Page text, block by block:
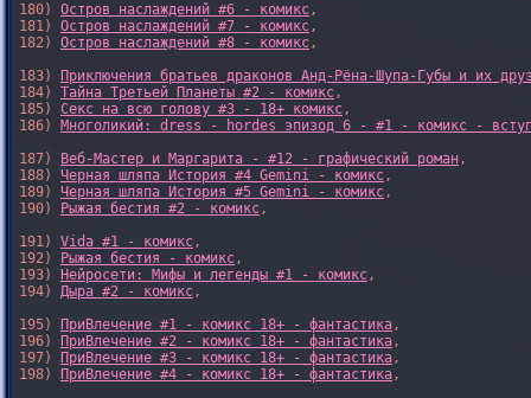
180) Остров наслаждений #6 - комикс,
181) Остров наслаждений #7 - комикс,
182) Остров наслаждений #8 - комикс,
183)
Приключения братьев драконов Анд-Рёна-Шупа-Губы и их
184) Тайна Третьей Планеты #2 - комикс,
185) Секс на всю голову #3 - 18+ комикс,
186) Многоликий: dress - hordes эпизод 6 - #1 - комикс -
187)
Веб-Мастер и Маргарита - #12 - графический роман,
188) Черная шляпа История #4 Gemini - комикс,
189) Черная шляпа История #5 Gemini - комикс,
190)
Рыжая бестия #2 - комикс,
191) Vida #1 - комикс,
192)
Рыжая бестия - комикс,
193)
Нейросети: Мифы и легенды #1 - комикс,
194) Дыра #2 - комикс,
195)
ПриВлечение #1 - комикс 18+ - фантастика,
196)
ПриВлечение #2 - комикс 18+ - фантастика,
197)
ПриВлечение #3 - комикс 18+ - фантастика,
198)
ПриВлечение #4 - комикс 18+ - фантастика,